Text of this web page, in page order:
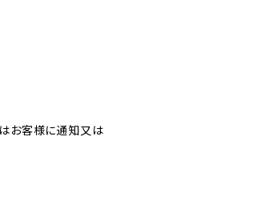
お客様に通知又は